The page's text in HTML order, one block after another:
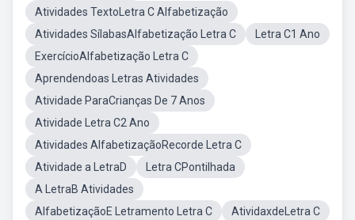
Atividades TextoLetra C Alfabetização
Atividades SílabasAlfabetização Letra C
Letra C1 Ano
ExercícioAlfabetização Letra C
Aprendendoas Letras Atividades
Atividade ParaCrianças De 7 Anos
Atividade Letra C2 Ano
Atividades AlfabetizaçãoRecorde Letra C
Atividade a LetraD
Letra CPontilhada
A LetraB Atividades
AlfabetizaçãoE Letramento Letra C
AtividaxdeLetra C